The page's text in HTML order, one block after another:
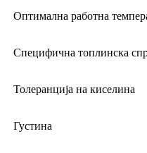
Оптимална работна
Специфична топлинска
Толеранција на киселина
Густина